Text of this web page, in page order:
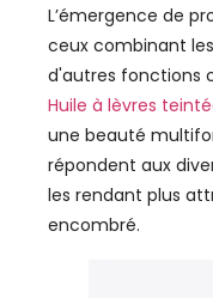
L’émergence de
ceux combinant
d'autres fonctions
Huile à lèvres
une beauté
répondent aux
les rendant plus
encombré.